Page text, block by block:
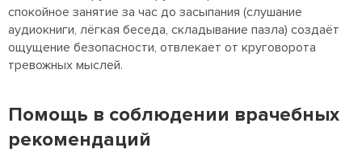
спокойное занятие за час до засыпания (слушание
аудиокниги, лёгкая беседа, складывание пазла) создаёт
ощущение безопасности, отвлекает от круговорота
тревожных мыслей.
Помощь в соблюдении врачебных
рекомендаций